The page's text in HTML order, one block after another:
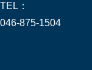
TEL：
046-875-1504